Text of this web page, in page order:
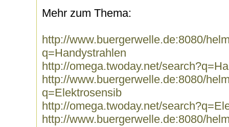
Mehr zum Thema:
http://www.buergerwelle.de:8080/
q=Handystrahlen
http://omega.twoday.net/
http://www.buergerwelle.de:8080/
q=Elektrosensib
http://omega.twoday.net/
http://www.buergerwelle.de:8080/